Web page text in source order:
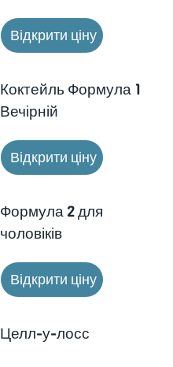
Відкрити ціну
Коктейль Формула 1
Вечірній
Відкрити ціну
Формула 2 для
чоловіків
Відкрити ціну
Целл-у-лосс